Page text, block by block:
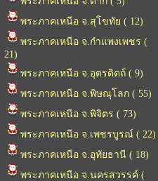
พระภาคเหนือ จ.สุโขทัย ( 12)
พระภาคเหนือ จ.กำแพงเพชร (
21)
พระภาคเหนือ จ.อุตรดิตถ์ ( 9)
พระภาคเหนือ จ.พิษณุโลก ( 55)
พระภาคเหนือ จ.พิจิตร ( 73)
พระภาคเหนือ จ.เพชรบูรณ์ ( 22)
พระภาคเหนือ จ.อุทัยธานี ( 18)
พระภาคเหนือ จ.นครสวรรค์ (